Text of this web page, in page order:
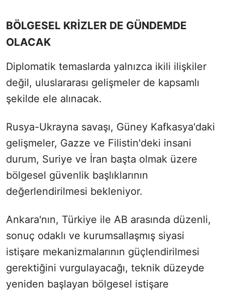
BÖLGESEL KRİZLER DE GÜNDEMDE
OLACAK
Diplomatik temaslarda yalnızca ikili ilişkiler
değil, uluslararası gelişmeler de kapsamlı
şekilde ele alınacak.
Rusya-Ukrayna savaşı, Güney Kafkasya'daki
gelişmeler, Gazze ve Filistin'deki insani
durum, Suriye ve İran başta olmak üzere
bölgesel güvenlik başlıklarının
değerlendirilmesi bekleniyor.
Ankara'nın, Türkiye ile AB arasında düzenli,
sonuç odaklı ve kurumsallaşmış siyasi
istişare mekanizmalarının güçlendirilmesi
gerektiğini vurgulayacağı, teknik düzeyde
yeniden başlayan bölgesel istişare